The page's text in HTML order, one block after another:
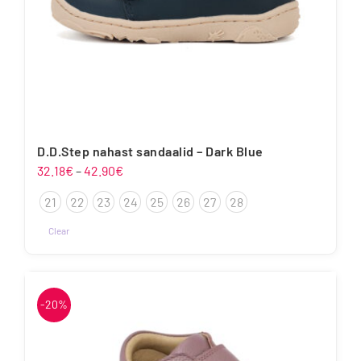
D.D.Step nahast sandaalid – Dark Blue
32.18€ –42.90€
32.18€
kuni
21 22 23 24 25 26 27 28
Clear
on
mitu
-20%